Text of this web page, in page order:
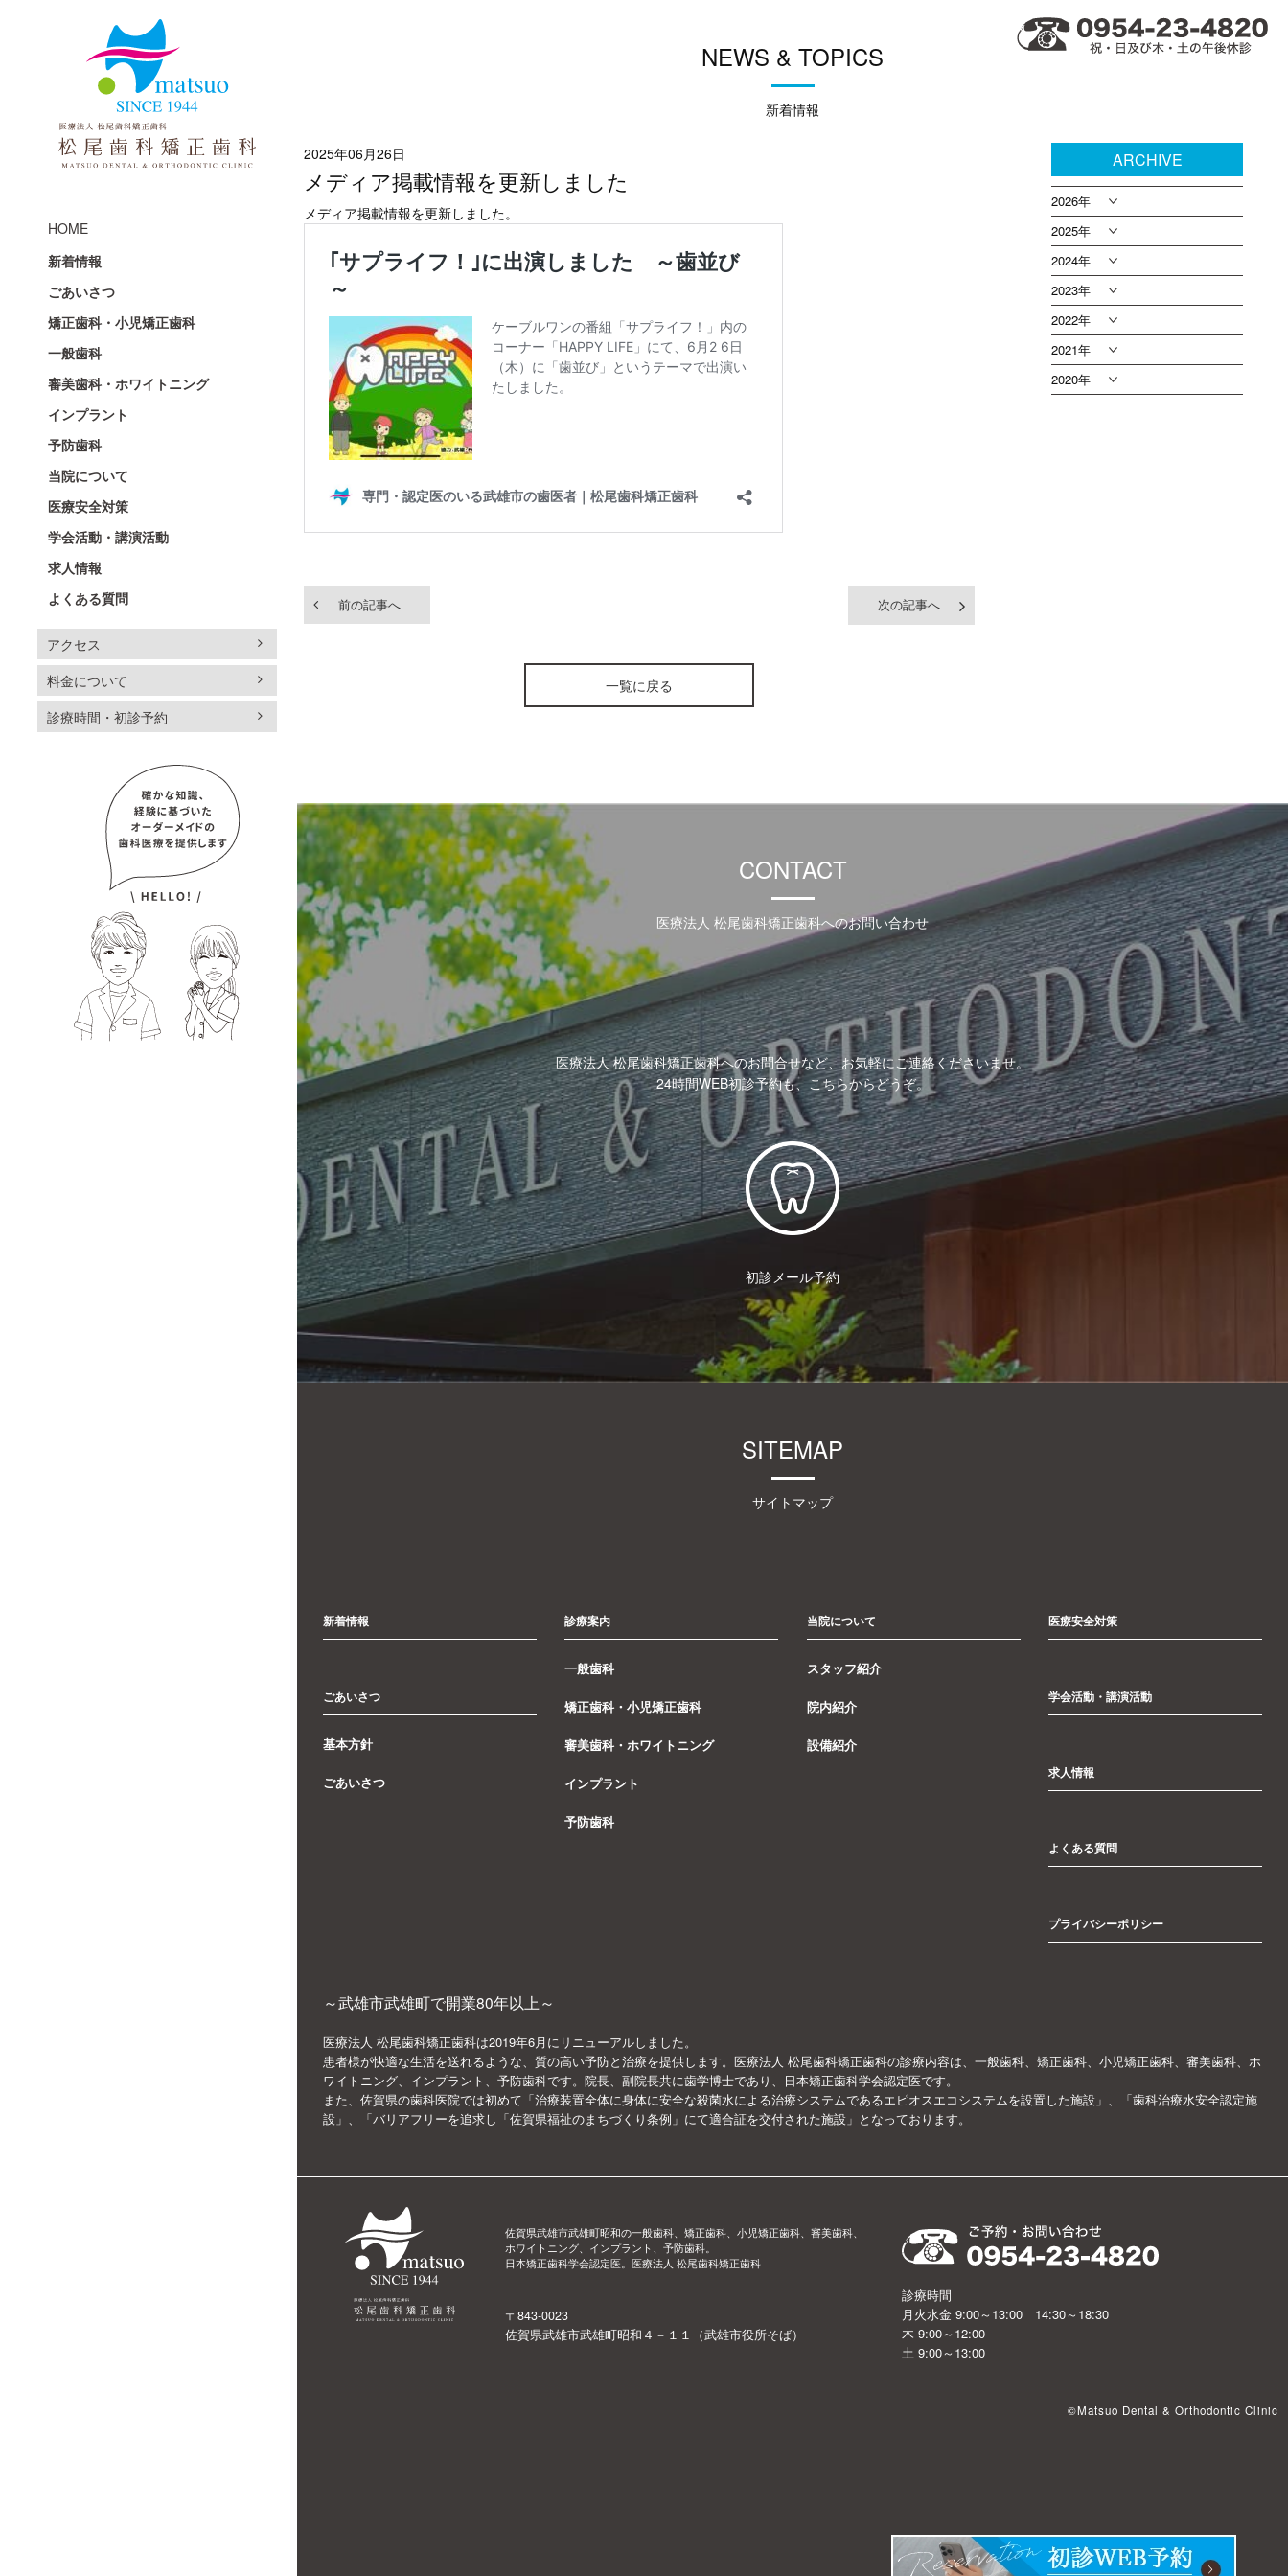
HOME
新着情報
ごあいさつ
矯正歯科・小児矯正歯科
一般歯科
審美歯科・ホワイトニング
インプラント
予防歯科
当院について
医療安全対策
学会活動・講演活動
求人情報
よくある質問
アクセス
料金について
診療時間・初診予約
NEWS & TOPICS
新着情報
2025年06月26日
メディア掲載情報を更新しました
メディア掲載情報を更新しました。
前の記事へ 次の記事へ
一覧に戻る
ARCHIVE
2026年
2025年
2024年
2023年
2022年
2021年
2020年
CONTACT
医療法人 松尾歯科矯正歯科へのお問い合わせ
医療法人 松尾歯科矯正歯科へのお問合せなど、お気軽にご連絡くださいませ。
24時間WEB初診予約も、こちらからどうぞ。
初診メール予約
SITEMAP
サイトマップ
新着情報
ごあいさつ
基本方針
ごあいさつ
診療案内
一般歯科
矯正歯科・小児矯正歯科
審美歯科・ホワイトニング
インプラント
予防歯科
当院について
スタッフ紹介
院内紹介
設備紹介
医療安全対策
学会活動・講演活動
求人情報
よくある質問
プライバシーポリシー
～武雄市武雄町で開業80年以上～
医療法人 松尾歯科矯正歯科は2019年6月にリニューアルしました。
患者様が快適な生活を送れるような、質の高い予防と治療を提供します。医療法人 松尾歯科矯正歯科の診療内容は、一般歯科、矯正歯科、小児矯正歯科、審美歯科、ホ
ワイトニング、インプラント、予防歯科です。院長、副院長共に歯学博士であり、日本矯正歯科学会認定医です。
また、佐賀県の歯科医院では初めて「治療装置全体に身体に安全な殺菌水による治療システムであるエピオスエコシステムを設置した施設」、「歯科治療水安全認定施
設」、「バリアフリーを追求し「佐賀県福祉のまちづくり条例」にて適合証を交付された施設」となっております。
佐賀県武雄市武雄町昭和の一般歯科、矯正歯科、小児矯正歯科、審美歯科、
ホワイトニング、インプラント、予防歯科。
日本矯正歯科学会認定医。医療法人 松尾歯科矯正歯科
〒843-0023
佐賀県武雄市武雄町昭和４－１１（武雄市役所そば）
診療時間
月火水金 9:00～13:00 14:30～18:30
木 9:00～12:00
土 9:00～13:00
©Matsuo Dental & Orthodontic Clinic